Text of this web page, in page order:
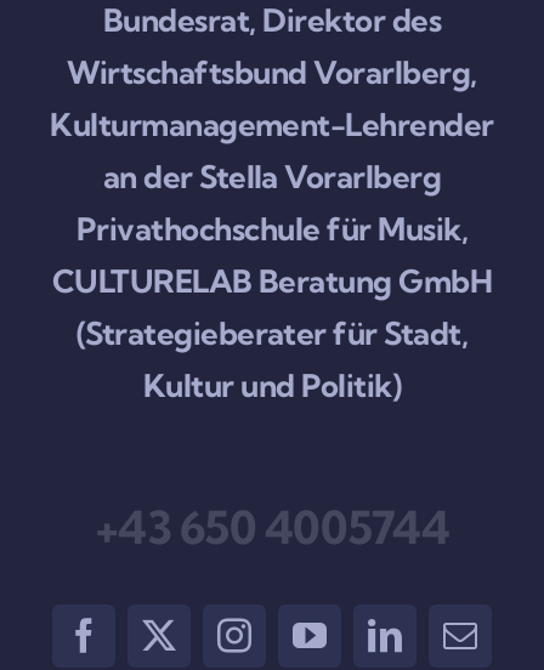
Bundesrat, Direktor des
Wirtschaftsbund Vorarlberg,
Kulturmanagement-Lehrender
an der Stella Vorarlberg
Privathochschule für Musik,
CULTURELAB Beratung GmbH
(Strategieberater für Stadt,
Kultur und Politik)
+43 650 4005744